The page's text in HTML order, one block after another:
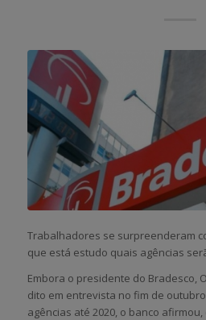
Trabalhadores se surpreenderam
que está estudo quais agências
Embora o presidente do Bradesco,
dito em entrevista no fim de
agências até 2020, o banco